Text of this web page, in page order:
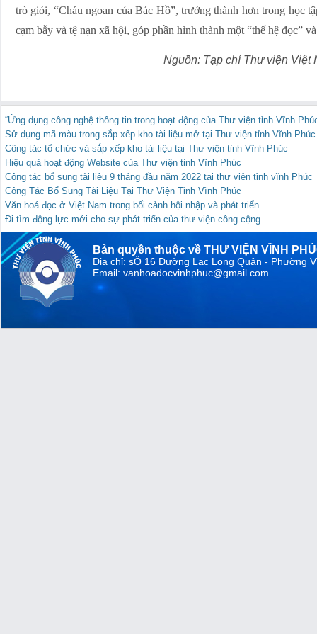
trò giỏi, “Cháu ngoan của Bác Hồ”, trưởng thành hơn trong học
cạm bẫy và tệ nạn xã hội, góp phần hình thành một “thế hệ đọc”
Nguồn: Tạp chí Thư viện Việt
“Ứng dụng công nghệ thông tin trong hoạt động của Thư viện tỉnh Vĩnh
Sử dụng mã màu trong sắp xếp kho tài liệu mở tại Thư viện tỉnh Vĩnh Phúc
Công tác tổ chức và sắp xếp kho tài liệu tại Thư viện tỉnh Vĩnh Phúc
Hiệu quả hoạt động Website của Thư viện tỉnh Vĩnh Phúc
Công tác bổ sung tài liệu 9 tháng đầu năm 2022 tại thư viện tỉnh vĩnh Phúc
Công Tác Bổ Sung Tài Liệu Tại Thư Viện Tỉnh Vĩnh Phúc
Văn hoá đọc ở Việt Nam trong bối cảnh hội nhập và phát triển
Đi tìm động lực mới cho sự phát triển của thư viện công cộng
Bản quyền thuộc về THƯ VIỆN VĨNH
Địa chỉ: sỐ 16 Đường Lạc Long Quân - Phường
Email: vanhoadocvinhphuc@gmail.com